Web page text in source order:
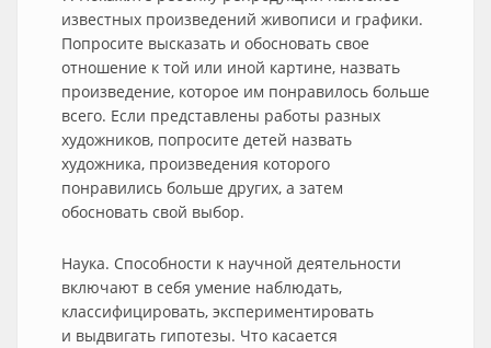
известных произведений живописи и графики.
Попросите высказать и обосновать свое
отношение к той или иной картине, назвать
произведение, которое им понравилось больше
всего. Если представлены работы разных
художников, попросите детей назвать
художника, произведения которого
понравились больше других, а затем
обосновать свой выбор.
Наука. Способности к научной деятельности
включают в себя умение наблюдать,
классифицировать, экспериментировать
и выдвигать гипотезы. Что касается